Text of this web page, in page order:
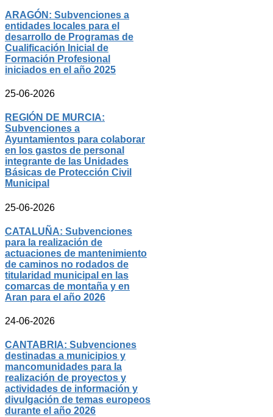
ARAGÓN: Subvenciones a
entidades locales para el
desarrollo de Programas de
Cualificación Inicial de
Formación Profesional
iniciados en el año 2025
25-06-2026
REGIÓN DE MURCIA:
Subvenciones a
Ayuntamientos para colaborar
en los gastos de personal
integrante de las Unidades
Básicas de Protección Civil
Municipal
25-06-2026
CATALUÑA: Subvenciones
para la realización de
actuaciones de mantenimiento
de caminos no rodados de
titularidad municipal en las
comarcas de montaña y en
Aran para el año 2026
24-06-2026
CANTABRIA: Subvenciones
destinadas a municipios y
mancomunidades para la
realización de proyectos y
actividades de información y
divulgación de temas europeos
durante el año 2026